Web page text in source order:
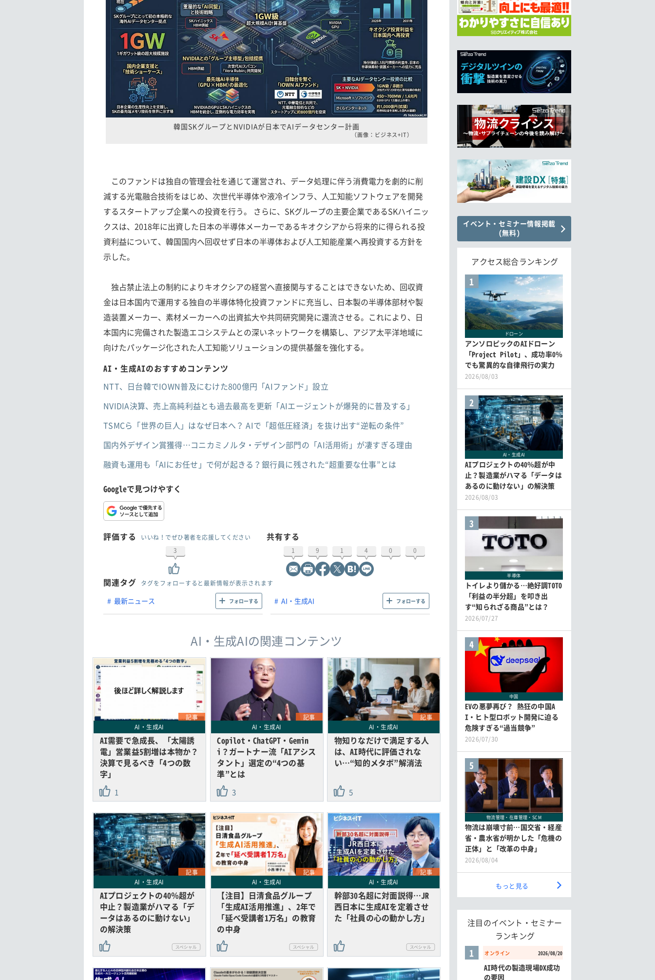
韓国SKグループとNVIDIAが日本でAIデータセンター計画
（画像：ビジネス+IT）
このファンドは独自の管理会社を通じて運営され、データ処理に伴う消費電力を劇的に削
減する光電融合技術をはじめ、次世代半導体や液冷インフラ、人工知能ソフトウェアを開発
するスタートアップ企業への投資を行う。 さらに、SKグループの主要企業であるSKハイニッ
クスは、2018年に出資した日本の半導体メーカーであるキオクシアから将来的に得られる投
資利益について、韓国国内へ回収せず日本の半導体および人工知能産業へ再投資する方針を
示した。
独占禁止法上の制約によりキオクシアの経営へ直接関与することはできないため、回収資
金は日本国内で運用する独自の半導体特化投資ファンドに充当し、日本製の半導体部材や製
造装置メーカー、素材メーカーへの出資拡大や共同研究開発に還流させる。これにより、日
本国内に完備された製造エコシステムとの深いネットワークを構築し、アジア太平洋地域に
向けたパッケージ化された人工知能ソリューションの提供基盤を強化する。
AI・生成AIのおすすめコンテンツ
NTT、日台韓でIOWN普及にむけた800億円「AIファンド」設立
NVIDIA決算、売上高純利益とも過去最高を更新「AIエージェントが爆発的に普及する」
TSMCら「世界の巨人」はなぜ日本へ？ AIで「超低圧経済」を抜け出す“逆転の条件”
国内外デザイン賞獲得…コニカミノルタ・デザイン部門の「AI活用術」が凄すぎる理由
融資も運用も「AIにお任せ」で何が起きる？銀行員に残された“超重要な仕事”とは
Googleで見つけやすく
評価する
いいね！でぜひ著者を応援してください
3
共有する
1 9 1 4 0 0
関連タグ タグをフォローすると最新情報が表示されます
最新ニュース フォローする AI・生成AI フォローする
AI・生成AIの関連コンテンツ
記事
AI・生成AI
AI需要で急成長、「太陽誘
電」営業益5割増は本物か？
決算で見るべき「4つの数
字」
1
記事
AI・生成AI
Copilot・ChatGPT・Gemin
i？ガートナー流「AIアシス
タント」選定の“4つの基
準”とは
3
記事
AI・生成AI
物知りなだけで満足する人
は、AI時代に評価されな
い…“知的メタボ”解消法
5
記事
AI・生成AI
AIプロジェクトの40％超が
中止？製造業がハマる「デ
ータはあるのに動けない」
の解決策
記事
AI・生成AI
【注目】日清食品グループ
「生成AI活用推進」、2年で
「延べ受講者1万名」の教育
の中身
記事
AI・生成AI
幹部30名超に対面説得…JR
西日本に生成AIを定着させ
た「社員の心の動かし方」
イベント・セミナー情報掲載
(無料)
アクセス総合ランキング
1
ドローン
アンソロピックのAIドローン
「Project Pilot」、成功率0％
でも驚異的な自律飛行の実力
2026/08/03
2
AI・生成AI
AIプロジェクトの40％超が中
止？製造業がハマる「データは
あるのに動けない」の解決策
2026/08/03
3
半導体
トイレより儲かる…絶好調TOTO
「利益の半分超」を叩き出
す“知られざる商品”とは？
2026/07/27
4
中国
EVの悪夢再び？ 熱狂の中国A
I・ヒト型ロボット開発に迫る
危険すぎる“過当競争”
2026/07/30
5
物流管理・在庫管理・SCM
物流は崩壊寸前…国交省・経産
省・農水省が明かした「危機の
正体」と「改革の中身」
2026/08/04
もっと見る
注目のイベント・セミナー
ランキング
オンライン 2026/08/20
1
AI時代の製造現場DX成功
の要因